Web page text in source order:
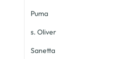
Puma
s. Oliver
Sanetta